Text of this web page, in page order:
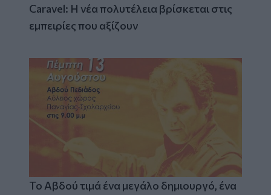
Caravel: Η νέα πολυτέλεια βρίσκεται στις
εμπειρίες που αξίζουν
Το Αβδού τιμά ένα μεγάλο δημιουργό, ένα